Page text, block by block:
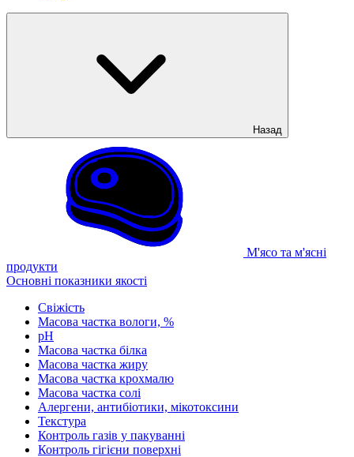
Назад
М'ясо та м'ясні
продукти
Основні показники якості
Свіжість
Масова частка вологи, %
рН
Масова частка білка
Масова частка жиру
Масова частка крохмалю
Масова частка солі
Алергени, антибіотики, мікотоксини
Текстура
Контроль газів у пакуванні
Контроль гігієни поверхні